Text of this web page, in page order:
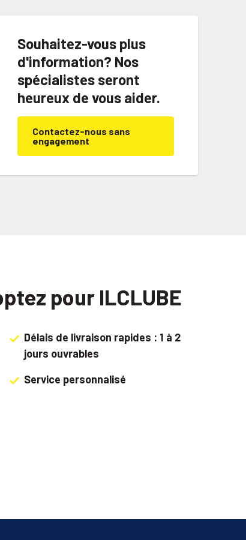
Souhaitez-vous plus
d'information? Nos
spécialistes seront
heureux de vous aider.
Contactez-nous sans
engagement
pour ILCLUBE
Délais de livraison rapides : 1 à 2
jours ouvrables
Service personnalisé